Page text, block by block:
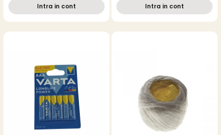
Intra in cont Intra in cont